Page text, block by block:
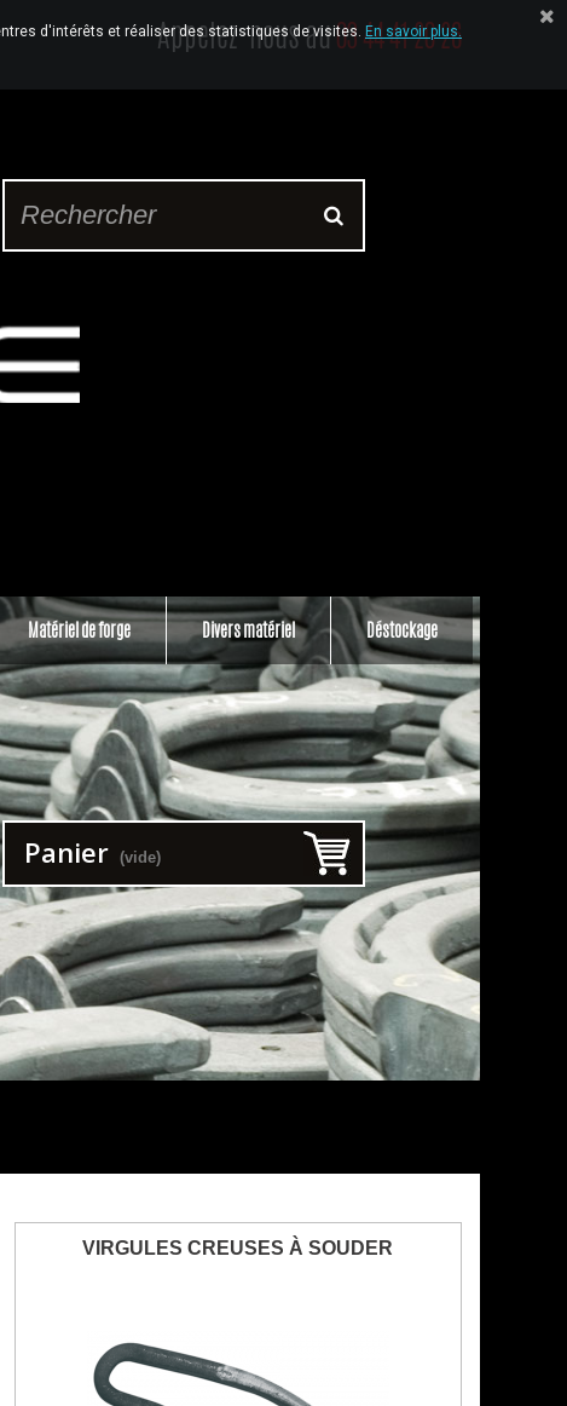
Appelez-nous au03 44 41 20 26
Panier (vide)
Matériel de forge Divers matériel Déstockage
VIRGULES CREUSES À SOUDER
d'intérêts et réaliser des statistiques de visites. En savoir plus.